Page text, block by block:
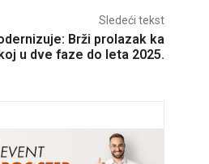
Sledeći tekst
Brži prolazak ka
u dve faze do leta 2025.